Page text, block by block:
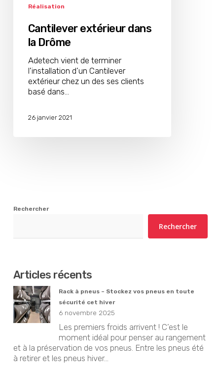
Réalisation
Cantilever extérieur dans
la Drôme
Adetech vient de terminer
l'installation d’un Cantilever
extérieur chez un des ses clients
basé dans…
26 janvier 2021
Rechercher
Rechercher
Articles récents
Rack à pneus – Stockez vos pneus en toute
sécurité cet hiver
6 novembre 2025
Les premiers froids arrivent ! C’est le
moment idéal pour penser au rangement
et à la préservation de vos pneus. Entre les pneus été
à retirer et les pneus hiver...